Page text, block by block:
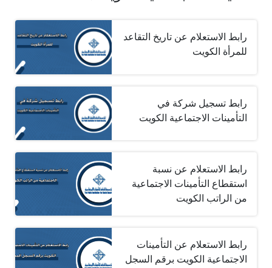
رابط الاستعلام عن تاريخ التقاعد
للمرأة الكويت
رابط تسجيل شركة في
التأمينات الاجتماعية الكويت
رابط الاستعلام عن نسبة
استقطاع التأمينات الاجتماعية
من الراتب الكويت
رابط الاستعلام عن التأمينات
الاجتماعية الكويت برقم السجل